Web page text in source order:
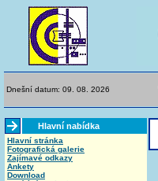
Dnešní datum: 09. 08. 2026
Hlavní nabídka
Hlavní stránka
Fotografická galerie
Zajímavé odkazy
Ankety
Download